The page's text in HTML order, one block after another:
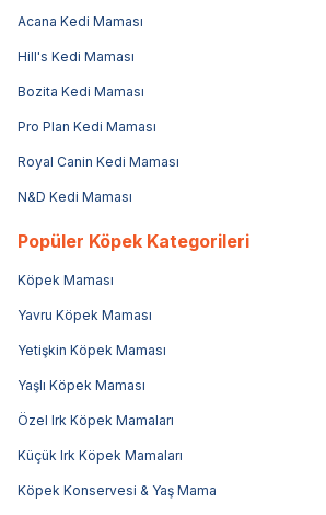
Acana Kedi Maması
Hill's Kedi Maması
Bozita Kedi Maması
Pro Plan Kedi Maması
Royal Canin Kedi Maması
N&D Kedi Maması
Popüler Köpek Kategorileri
Köpek Maması
Yavru Köpek Maması
Yetişkin Köpek Maması
Yaşlı Köpek Maması
Özel Irk Köpek Mamaları
Küçük Irk Köpek Mamaları
Köpek Konservesi & Yaş Mama